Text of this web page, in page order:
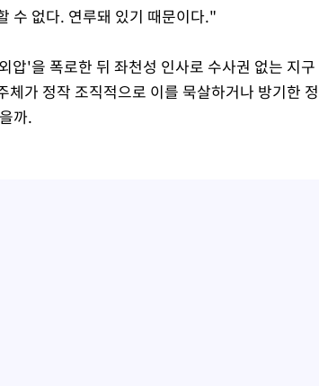
수 없다. 연루돼 있기 때문이다."
압'을 폭로한 뒤 좌천성 인사로 수사권 없는 지구
가 정작 조직적으로 이를 묵살하거나 방기한 정
까.